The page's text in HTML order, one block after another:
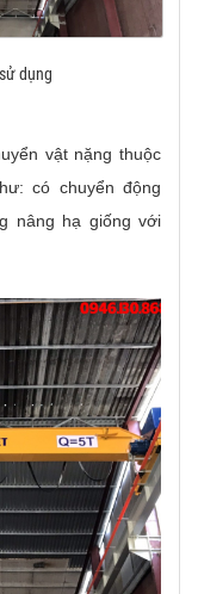
dụng
vật nặng thuộc
có chuyển động
nâng hạ giống với